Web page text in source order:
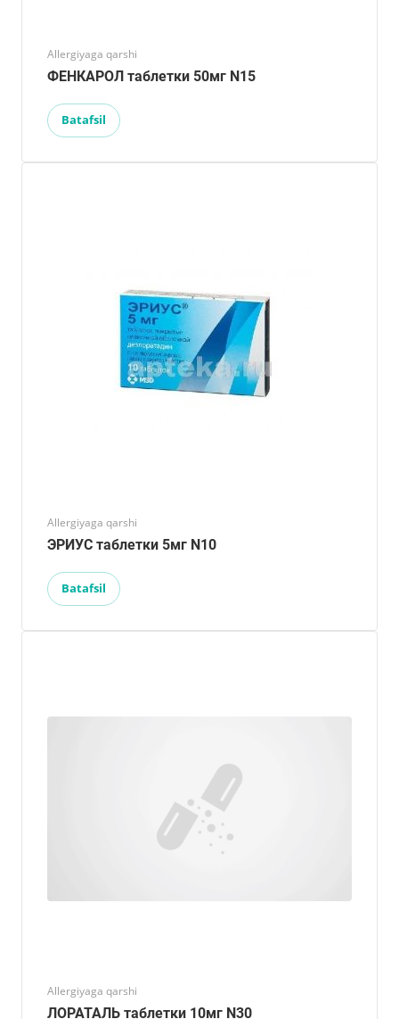
Allergiyaga qarshi
ФЕНКАРОЛ таблетки 50мг N15
Batafsil
Allergiyaga qarshi
ЭРИУС таблетки 5мг N10
Batafsil
Allergiyaga qarshi
ЛОРАТАЛЬ таблетки 10мг N30